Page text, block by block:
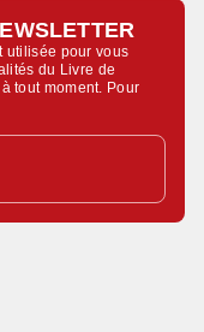
utilisée pour vous
du Livre de
tout moment. Pour